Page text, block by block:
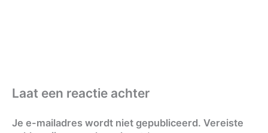
Laat een reactie achter
Je e-mailadres wordt niet gepubliceerd. Vereiste